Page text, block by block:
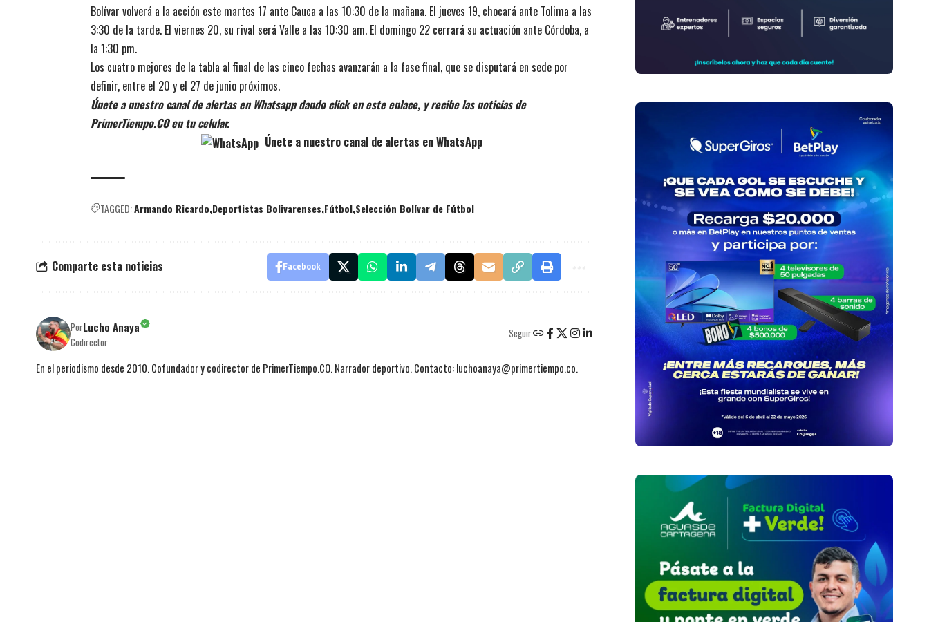
Bolívar volverá a la acción este martes 17 ante Cauca a las 10:30 de la mañana. El jueves 19, chocará ante Tolima a las
3:30 de la tarde. El viernes 20, su rival será Valle a las 10:30 am. El domingo 22 cerrará su actuación ante Córdoba, a
la 1:30 pm.
Los cuatro mejores de la tabla al final de las cinco fechas avanzarán a la fase final, que se disputará en sede por
definir, entre el 20 y el 27 de junio próximos.
Únete a nuestro canal de alertas en Whatsapp dando click en este enlace, y recibe las noticias de
PrimerTiempo.CO en tu celular.
Únete a nuestro canal de alertas en WhatsApp
TAGGED:Armando Ricardo Deportistas Bolivarenses Fútbol Selección Bolívar de Fútbol
Comparte esta noticias Facebook
PorLucho Anaya
Codirector
Seguir
En el periodismo desde 2010. Cofundador y codirector de PrimerTiempo.CO. Narrador deportivo. Contacto: luchoanaya@primertiempo.co.